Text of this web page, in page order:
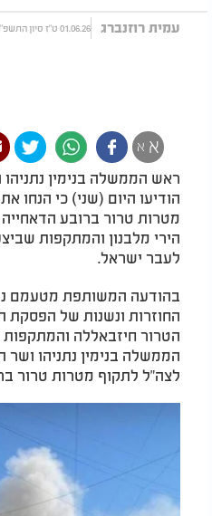
עמית רוזנברג 01.06.26 ט"ז סיון התשפ"ו
א א
ראש הממשלה בנימין
הודיעו היום (שני) כי הנחו
מטרות טרור ברובע
הירי מלבנון והמתקפות
לעבר ישראל.
בהודעה המשותפת מטעמם
החוזרות ונשנות של הפסקת
הטרור חיזבאללה והמתקפות
הממשלה בנימין נתניהו ושר
לצה"ל לתקוף מטרות טרור